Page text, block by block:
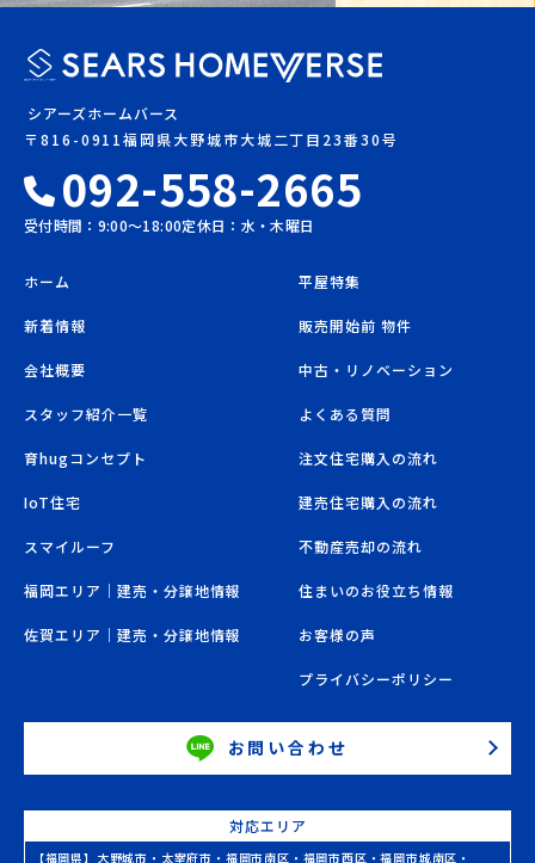
シアーズホームバース
〒816-0911福岡県大野城市大城二丁目23番30号
092-558-2665
受付時間：9:00〜18:00定休日：水・木曜日
ホーム
新着情報
会社概要
スタッフ紹介一覧
育hugコンセプト
IoT住宅
スマイルーフ
福岡エリア｜建売・分譲地情報
佐賀エリア｜建売・分譲地情報
平屋特集
販売開始前 物件
中古・リノベーション
よくある質問
注文住宅購入の流れ
建売住宅購入の流れ
不動産売却の流れ
住まいのお役立ち情報
お客様の声
プライバシーポリシー
お問い合わせ
対応エリア
【福岡県】 大野城市 ・ 太宰府市 ・ 福岡市南区 ・ 福岡市西区 ・福岡市城南区 ・